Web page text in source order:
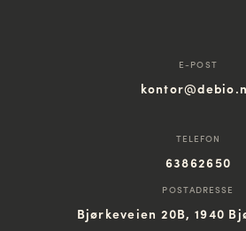
E-POST
TELEFON
63862650
POSTADRESSE
Bjørkeveien 20B, 1940